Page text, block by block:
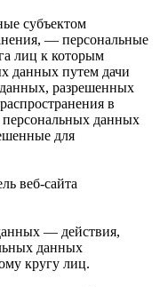
субъектом
— персональные
лиц к которым
данных путем дачи
разрешенных
в
данных
для
веб-сайта
— действия,
данных
кругу лиц.